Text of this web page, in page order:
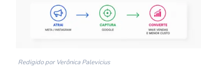
Redigido por Verônica Palevicius